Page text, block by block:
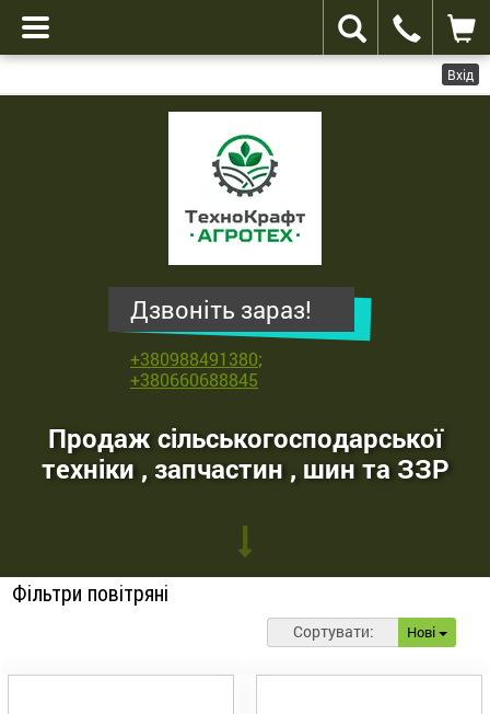
Вхід
сільськогосподарської
Дзвоніть зараз!
+380988491380;
+380660688845
Продаж сільськогосподарської
техніки , запчастин , шин та ЗЗР
Фільтри повітряні
Сортувати: Нові